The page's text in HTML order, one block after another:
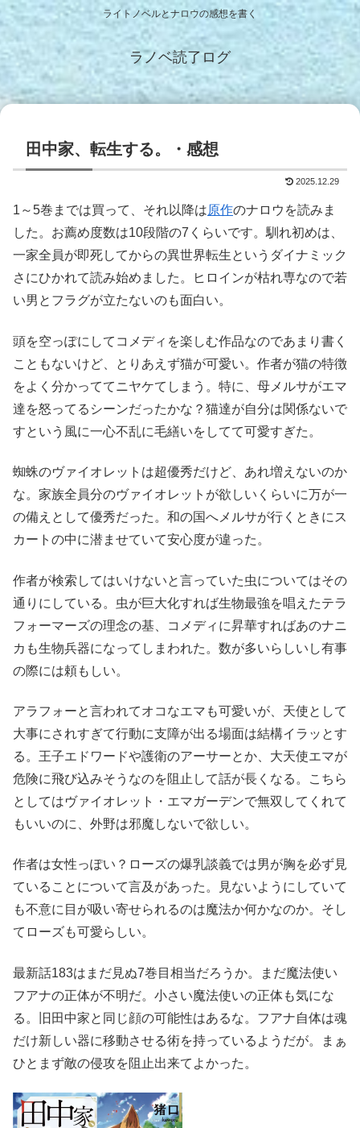
ライトノベルとナロウの感想を書く
ラノベ読了ログ
田中家、転生する。・感想
2025.12.29
1～5巻までは買って、それ以降は原作のナロウを読みま
した。お薦め度数は10段階の7くらいです。馴れ初めは、
一家全員が即死してからの異世界転生というダイナミック
さにひかれて読み始めました。ヒロインが枯れ専なので若
い男とフラグが立たないのも面白い。
頭を空っぽにしてコメディを楽しむ作品なのであまり書く
こともないけど、とりあえず猫が可愛い。作者が猫の特徴
をよく分かっててニヤケてしまう。特に、母メルサがエマ
達を怒ってるシーンだったかな？猫達が自分は関係ないで
すという風に一心不乱に毛繕いをしてて可愛すぎた。
蜘蛛のヴァイオレットは超優秀だけど、あれ増えないのか
な。家族全員分のヴァイオレットが欲しいくらいに万が一
の備えとして優秀だった。和の国へメルサが行くときにス
カートの中に潜ませていて安心度が違った。
作者が検索してはいけないと言っていた虫についてはその
通りにしている。虫が巨大化すれば生物最強を唱えたテラ
フォーマーズの理念の基、コメディに昇華すればあのナニ
カも生物兵器になってしまわれた。数が多いらしいし有事
の際には頼もしい。
アラフォーと言われてオコなエマも可愛いが、天使として
大事にされすぎて行動に支障が出る場面は結構イラッとす
る。王子エドワードや護衛のアーサーとか、大天使エマが
危険に飛び込みそうなのを阻止して話が長くなる。こちら
としてはヴァイオレット・エマガーデンで無双してくれて
もいいのに、外野は邪魔しないで欲しい。
作者は女性っぽい？ローズの爆乳談義では男が胸を必ず見
ていることについて言及があった。見ないようにしていて
も不意に目が吸い寄せられるのは魔法か何かなのか。そし
てローズも可愛らしい。
最新話183はまだ見ぬ7巻目相当だろうか。まだ魔法使い
フアナの正体が不明だ。小さい魔法使いの正体も気にな
る。旧田中家と同じ顔の可能性はあるな。フアナ自体は魂
だけ新しい器に移動させる術を持っているようだが。まぁ
ひとまず敵の侵攻を阻止出来てよかった。